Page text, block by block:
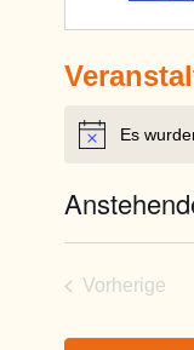
Hinweis
Es
Vorherige